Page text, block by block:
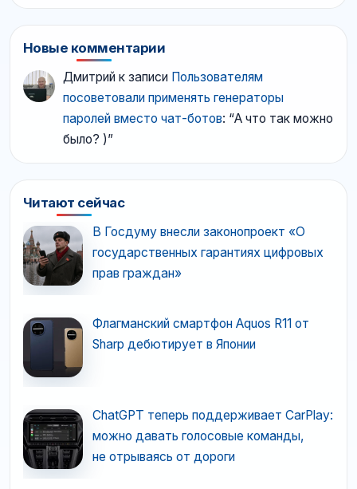
Новые комментарии
Дмитрий к записи Пользователям
посоветовали применять генераторы
паролей вместо чат-ботов: “А что так можно
было? )”
Читают сейчас
В Госдуму внесли законопроект «О
государственных гарантиях цифровых
прав граждан»
Флагманский смартфон Aquos R11 от
Sharp дебютирует в Японии
ChatGPT теперь поддерживает CarPlay:
можно давать голосовые команды,
не отрываясь от дороги